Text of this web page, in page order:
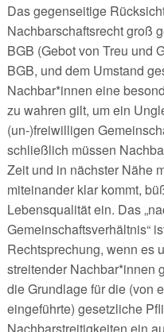
Das gegenseitige
Nachbarschaftsrecht groß
BGB (Gebot von Treu und
BGB, und dem Umstand
Nachbar*innen eine
zu wahren gilt, um ein
(un-)freiwilligen
schließlich müssen
Zeit und in nächster Nähe
miteinander klar kommt,
Lebensqualität ein. Das
Gemeinschaftsverhältnis“
Rechtsprechung, wenn es
streitender Nachbar*innen
die Grundlage für die (von
eingeführte) gesetzliche
Nachbarstreitigkeiten ein